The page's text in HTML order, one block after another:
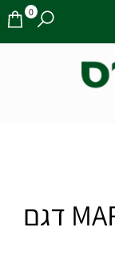
0
מפוח גב יפני MARUYAMA דגם